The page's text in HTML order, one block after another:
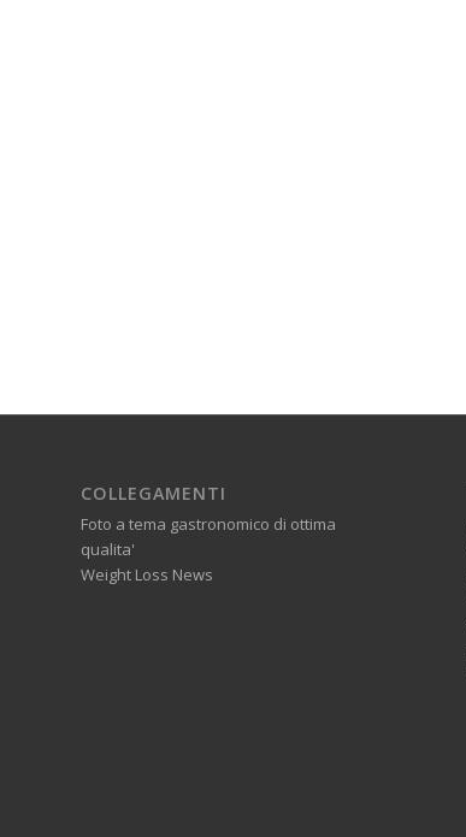
COLLEGAMENTI
Foto a tema gastronomico di ottima
qualita'
Weight Loss News